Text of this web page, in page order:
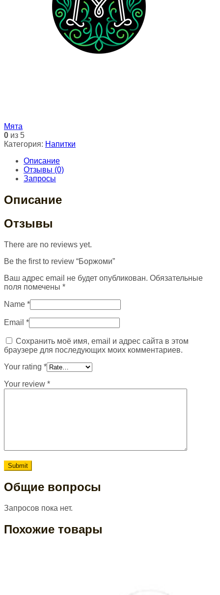
Мята
0 из 5
Категория: Напитки
Описание
Отзывы (0)
Запросы
Описание
Отзывы
There are no reviews yet.
Be the first to review “Боржоми”
Ваш адрес email не будет опубликован. Обязательные
поля помечены *
Name *
Email *
Сохранить моё имя, email и адрес сайта в этом
браузере для последующих моих комментариев.
Your rating *
Your review *
Общие вопросы
Запросов пока нет.
Похожие товары